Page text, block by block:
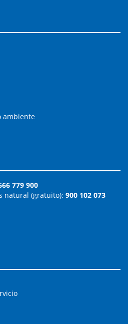
ambiente
779 900
natural (gratuito): 900 102 073